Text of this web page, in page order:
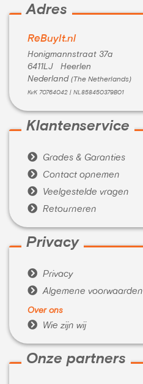
Adres
ReBuyIt.nl
Honigmannstraat 37a
6411LJ Heerlen
Nederland (The Netherlands)
KvK 70764042 | NL858450379B01
Klantenservice
 Grades & Garanties
 Contact opnemen
 Veelgestelde vragen
 Retourneren
Privacy
 Privacy
 Algemene voorwaarden
Over ons
 Wie zijn wij
Onze partners